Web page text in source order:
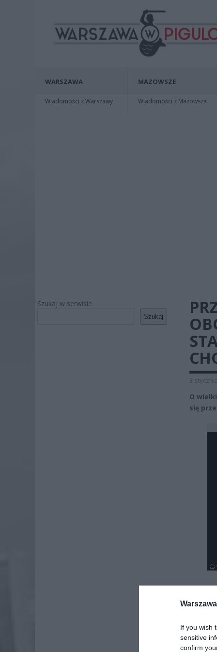
If you wish
sensitive
confirm
WARSZAWA
Wiadomości z Warszawy
MAZOWSZE
Wiadomości z Mazowsza
Szukaj w serwisie
Szukaj
3
O
się